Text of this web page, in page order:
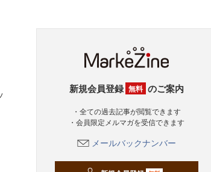
新規会員登録 無料 のご案内
・全ての過去記事が閲覧できます
・会員限定メルマガを受信できます
メールバックナンバー